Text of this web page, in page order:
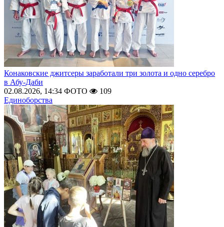
Конаковские джитсеры заработали три золота и одно серебро
в Абу-Даби
02.08.2026, 14:34 ФОТО
109
Единоборства